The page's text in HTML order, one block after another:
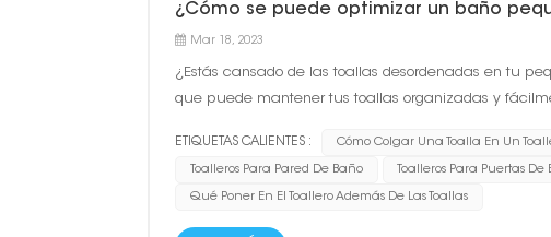
¿Cómo se puede optimizar un baño
Mar 18, 2023
¿Estás cansado de las toallas desordenadas en tu
que puede mantener tus toallas organizadas y
ETIQUETAS CALIENTES : Cómo Colgar Una Toalla En Un
Toalleros Para Pared De Baño Toalleros Para Puertas De
Qué Poner En El Toallero Además De Las Toallas